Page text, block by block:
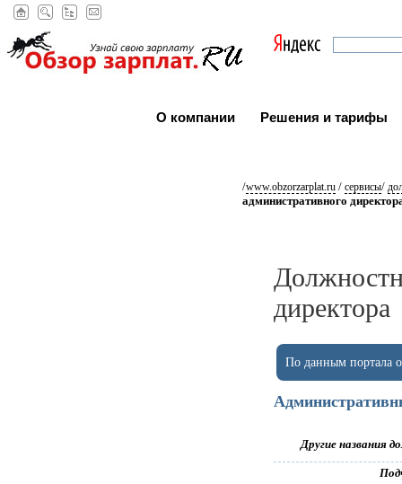
О компании Решения и тарифы
/www.obzorzarplat.ru / сервисы/
административного
директора
По данным портала
Другие названия